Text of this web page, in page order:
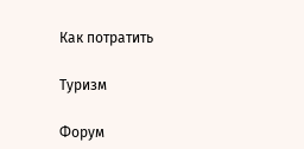
Как потратить
Туризм
Форум